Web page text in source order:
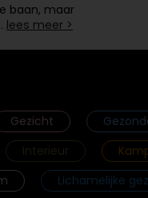
baan, maar
lees meer >
Gezicht
Interieur
Lichamelijke